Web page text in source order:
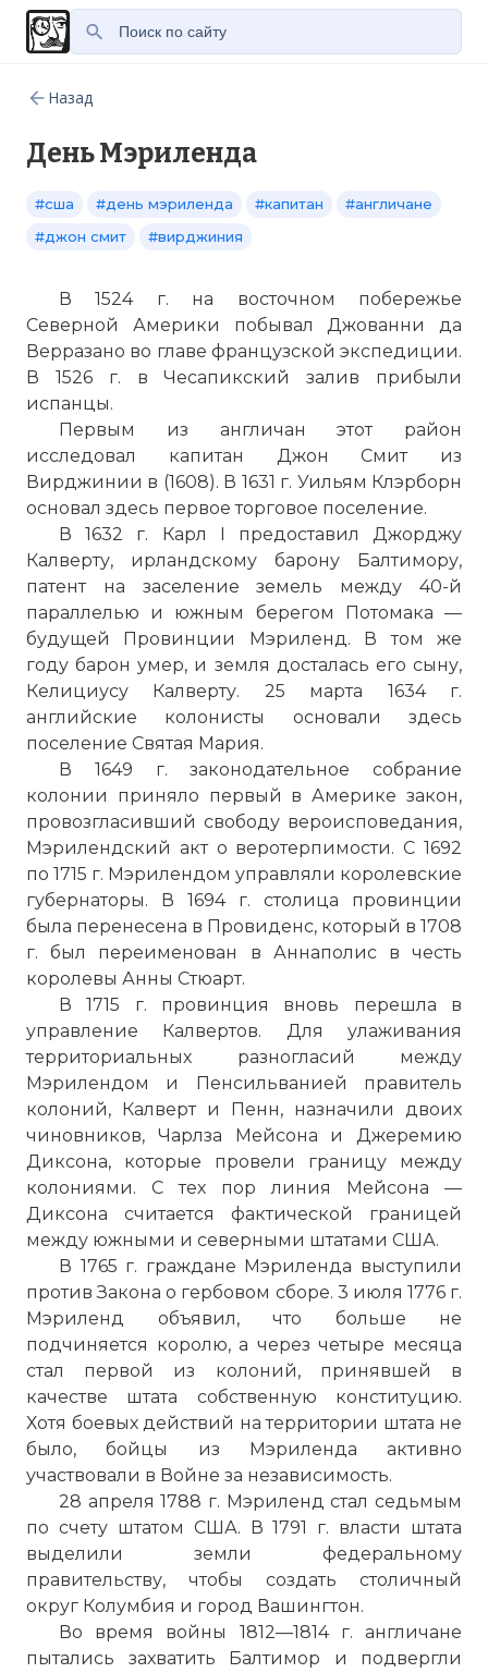
Назад
День Мэриленда
#сша #день мэриленда #капитан
#англичане
#джон смит
#вирджиния
В 1524 г. на восточном побережье
Северной Америки побывал Джованни да
Верразано во главе французской экспедиции.
В 1526 г. в Чесапикский залив прибыли
испанцы.
Первым из англичан этот район
исследовал капитан Джон Смит из
Вирджинии в (1608). В 1631 г. Уильям Клэрборн
основал здесь первое торговое поселение.
В 1632 г. Карл I предоставил Джорджу
Калверту, ирландскому барону Балтимору,
патент на заселение земель между 40-й
параллелью и южным берегом Потомака —
будущей Провинции Мэриленд. В том же
году барон умер, и земля досталась его сыну,
Келициусу Калверту. 25 марта 1634 г.
английские колонисты основали здесь
поселение Святая Мария.
В 1649 г. законодательное собрание
колонии приняло первый в Америке закон,
провозгласивший свободу вероисповедания,
Мэрилендский акт о веротерпимости. С 1692
по 1715 г. Мэрилендом управляли королевские
губернаторы. В 1694 г. столица провинции
была перенесена в Провиденс, который в 1708
г. был переименован в Аннаполис в честь
королевы Анны Стюарт.
В 1715 г. провинция вновь перешла в
управление Калвертов. Для улаживания
территориальных разногласий между
Мэрилендом и Пенсильванией правитель
колоний, Калверт и Пенн, назначили двоих
чиновников, Чарлза Мейсона и Джеремию
Диксона, которые провели границу между
колониями. С тех пор линия Мейсона —
Диксона считается фактической границей
между южными и северными штатами США.
В 1765 г. граждане Мэриленда выступили
против Закона о гербовом сборе. 3 июля 1776 г.
Мэриленд объявил, что больше не
подчиняется королю, а через четыре месяца
стал первой из колоний, принявшей в
качестве штата собственную конституцию.
Хотя боевых действий на территории штата не
было, бойцы из Мэриленда активно
участвовали в Войне за независимость.
28 апреля 1788 г. Мэриленд стал седьмым
по счету штатом США. В 1791 г. власти штата
выделили земли федеральному
правительству, чтобы создать столичный
округ Колумбия и город Вашингтон.
Во время войны 1812—1814 г. англичане
пытались захватить Балтимор и подвергли